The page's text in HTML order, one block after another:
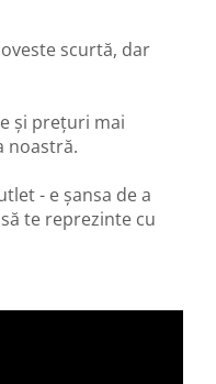
scurtă, dar
și prețuri mai
noastră.
- e șansa de a
te reprezinte cu